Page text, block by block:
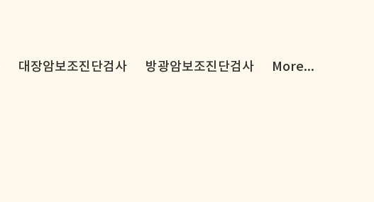
대장암보조진단검사 방광암보조진단검사 More...